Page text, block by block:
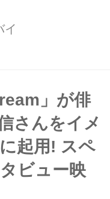
メキメキ上げてい
、梅本まどかが、
タッフさんから聞
梅ちゃんの地元、
名古屋...
イ
」が俳
さんをイメ
起用! スペ
ビュー映